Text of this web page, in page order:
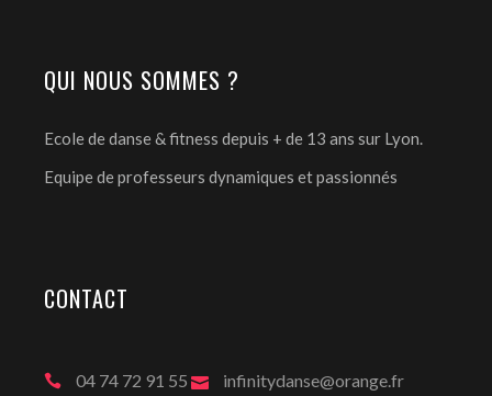
QUI NOUS SOMMES ?
Ecole de danse & fitness depuis + de 13 ans sur Lyon.
Equipe de professeurs dynamiques et passionnés
CONTACT
04 74 72 91 55
infinitydanse@orange.fr